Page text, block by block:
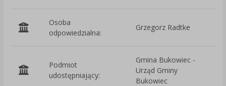
Osoba
odpowiedzialna:
Grzegorz Radtke
Podmiot
udostępniający:
Gmina Bukowiec -
Urząd Gminy
Bukowiec